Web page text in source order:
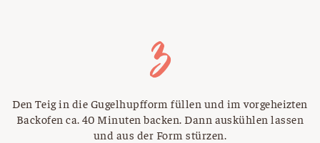
Den Teig in die Gugelhupfform füllen und im vorgeheizten
Backofen ca. 40 Minuten backen. Dann auskühlen lassen
und aus der Form stürzen.